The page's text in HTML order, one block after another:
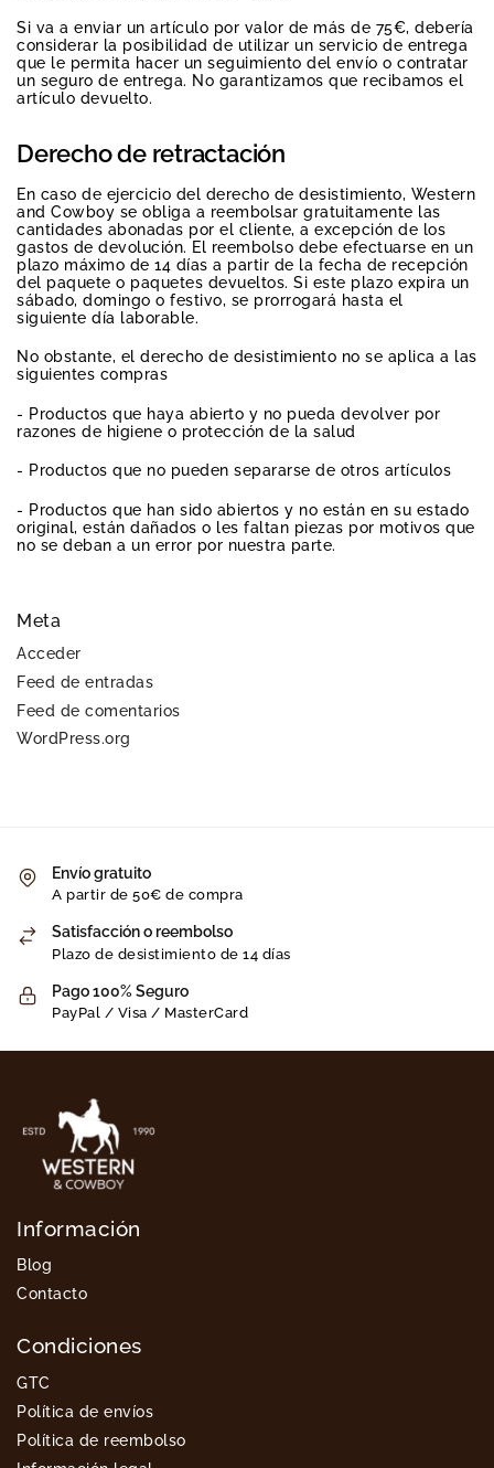
Si va a enviar un artículo por valor de más de 75€, debería
considerar la posibilidad de utilizar un servicio de entrega
que le permita hacer un seguimiento del envío o contratar
un seguro de entrega. No garantizamos que recibamos el
artículo devuelto.
Derecho de retractación
En caso de ejercicio del derecho de desistimiento, Western
and Cowboy se obliga a reembolsar gratuitamente las
cantidades abonadas por el cliente, a excepción de los
gastos de devolución. El reembolso debe efectuarse en un
plazo máximo de 14 días a partir de la fecha de recepción
del paquete o paquetes devueltos. Si este plazo expira un
sábado, domingo o festivo, se prorrogará hasta el
siguiente día laborable.
No obstante, el derecho de desistimiento no se aplica a las
siguientes compras
- Productos que haya abierto y no pueda devolver por
razones de higiene o protección de la salud
- Productos que no pueden separarse de otros artículos
- Productos que han sido abiertos y no están en su estado
original, están dañados o les faltan piezas por motivos que
no se deban a un error por nuestra parte.
Meta
Acceder
Feed de entradas
Feed de comentarios
WordPress.org
Envío gratuito
A partir de 50€ de compra
Satisfacción o reembolso
Plazo de desistimiento de 14 días
Pago 100% Seguro
PayPal / Visa / MasterCard
Información
Blog
Contacto
Condiciones
GTC
Política de envíos
Política de reembolso